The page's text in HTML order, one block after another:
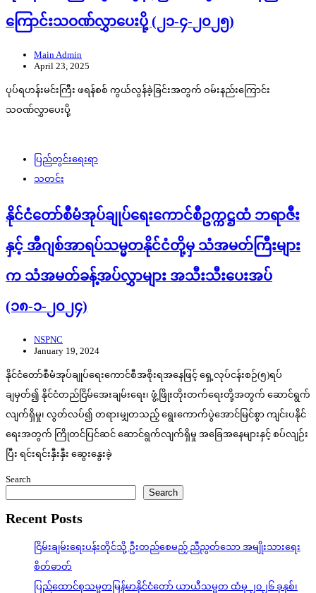
ကြောင်းသဝဏ်လွှာပေးပို့ (၂၁-၄-၂၀၂၅)
Main Admin
April 23, 2025
ပုပ်ရဟန်းမင်းကြီး ဖရန်စစ် ကွယ်လွန်ခဲ့ခြင်းအတွက် ဝမ်းနည်းကြောင်း
သဝဏ်လွှာပေးပို့
ပြည်တွင်းရေးရာ
သတင်း
နိုင်ငံ‌တော်စီမံအုပ်ချုပ်ရေးကောင်စီဥက္ကဋ္ဌထံ ဘရာဇီး
နှင့် အီဂျစ်အာရပ်သမ္မတနိုင်ငံတို့မှ သံအမတ်ကြီးများ
က သံအမတ်ခန့်အပ်လွှာများ အသီးသီးပေးအပ်
(၁၈-၁-၂၀၂၄)
NSPNC
January 19, 2024
နိုင်ငံတော်စီမံအုပ်ချုပ်ရေးကောင်စီအစိုးရအနေဖြင့် ရှေ့လုပ်ငန်းစဉ်(၅)ရပ်
ချမှတ်၍ နိုင်ငံတည်ငြိမ်အေးချမ်းရေး၊ ဖွံ့ဖြိုးတိုးတက်ရေးတို့အတွက် ဆောင်ရွက်
လျက်ရှိမှု၊ လွတ်လပ်၍ တရားမျှတသည့် ရွေးကောက်ပွဲအောင်မြင်စွာ ကျင်းပနိုင်
ရေးအတွက် ကြိုတင်ပြင်ဆင် ဆောင်ရွက်လျက်ရှိမှု အခြေအနေများနှင့် စပ်လျဉ်း
ပြီး ရင်းရင်းနှီးနှီး ဆွေးနွေးခဲ့
Search
Search
Recent Posts
ငြိမ်းချမ်းရေးပန်းတိုင်သို့ ဦးတည်စေမည့် ညီညွတ်သော အမျိုးသားရေး
စိတ်ဓာတ်
ပြည်ထောင်စုသမ္မတမြန်မာနိုင်ငံတော် ယာယီသမ္မတ ထံမှ ၂၀၂၆ ခုနှစ်၊